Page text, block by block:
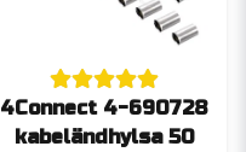
4Connect 4-690728
kabeländhylsa 50